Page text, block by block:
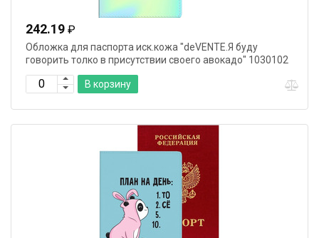
242.19 ₽
Обложка для паспорта иск.кожа "deVENTE.Я буду
говорить толко в присутствии своего авокадо" 1030102
В корзину